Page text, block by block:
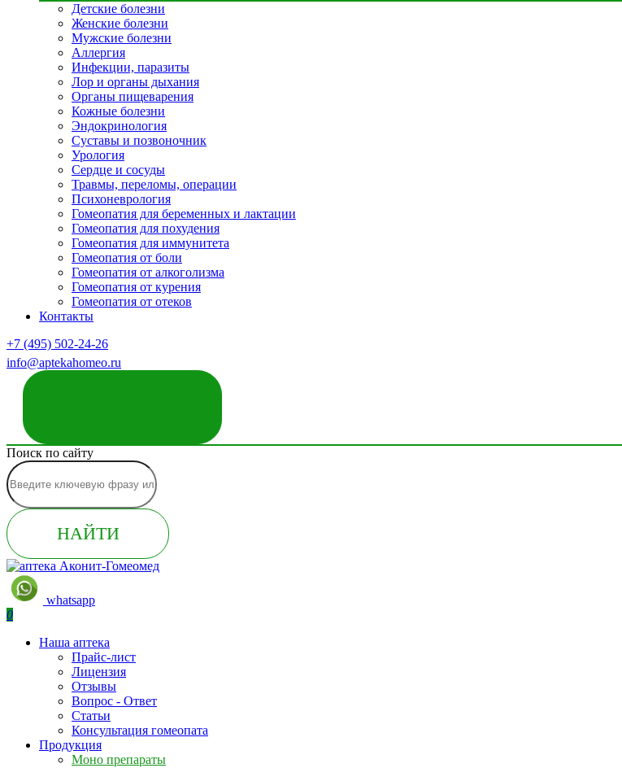
Детские болезни
Женские болезни
Мужские болезни
Аллергия
Инфекции, паразиты
Лор и органы дыхания
Органы пищеварения
Кожные болезни
Эндокринология
Суставы и позвоночник
Урология
Сердце и сосуды
Травмы, переломы, операции
Психоневрология
Гомеопатия для беременных и лактации
Гомеопатия для похудения
Гомеопатия для иммунитета
Гомеопатия от боли
Гомеопатия от алкоголизма
Гомеопатия от курения
Гомеопатия от отеков
Контакты
+7 (495) 502-24-26
info@aptekahomeo.ru
Поиск по сайту
НАЙТИ
whatsapp
0
Наша аптека
Прайс-лист
Лицензия
Отзывы
Вопрос - Ответ
Статьи
Консультация гомеопата
Продукция
Моно препараты